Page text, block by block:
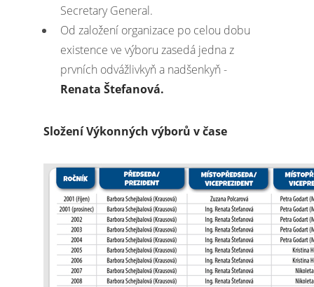
Secretary General.
Od založení organizace po celou dobu
existence ve výboru zasedá jedna z
prvních odvážlivkyň a nadšenkyň -
Renata Štefanová.
Složení Výkonných výborů v čase